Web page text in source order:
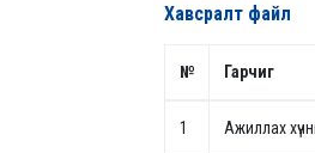
Хавсралт файл
№ Гарчиг
1 Ажиллах